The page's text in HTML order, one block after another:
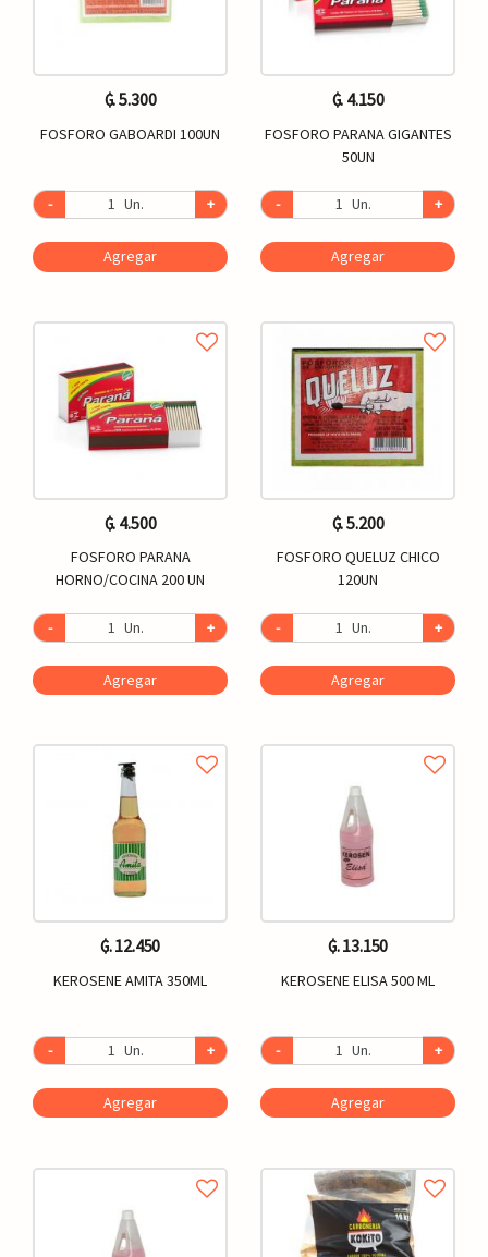
₲. 5.300
FOSFORO GABOARDI 100UN
- Un. +
Agregar
₲. 4.150
FOSFORO PARANA GIGANTES
50UN
- Un. +
Agregar
₲. 4.500
FOSFORO PARANA
HORNO/COCINA 200 UN
- Un. +
Agregar
₲. 5.200
FOSFORO QUELUZ CHICO
120UN
- Un. +
Agregar
₲. 12.450
KEROSENE AMITA 350ML
- Un. +
Agregar
₲. 13.150
KEROSENE ELISA 500 ML
- Un. +
Agregar